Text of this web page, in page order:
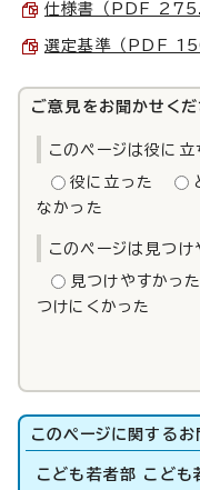
仕様書 （PDF
選定基準 （PDF
ご意見をお聞かせくだ
このページは役に立
役に立った
なかった
このページは見つけ
見つけやすかった
つけにくかった
このページに関する お
こども若者部 こども